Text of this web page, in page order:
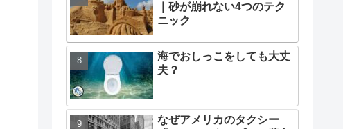
｜砂が崩れない4つのテク
ニック
海でおしっこをしても大丈
夫？
なぜアメリカのタクシー